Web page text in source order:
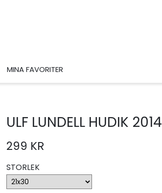
MINA FAVORITER
ULF LUNDELL HUDIK 2014
299 KR
STORLEK